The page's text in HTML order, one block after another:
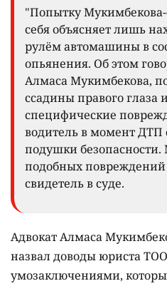
"Попытку Мукимбекова-
себя объясняет лишь
рулём автомашины в
опьянения. Об этом
Алмаса Мукимбекова,
ссадины правого глаза
специфические
водитель в момент ДТП
подушки
подобных повреждений
свидетель в суде.
Адвокат Алмаса
назвал доводы юриста
умозаключениями,